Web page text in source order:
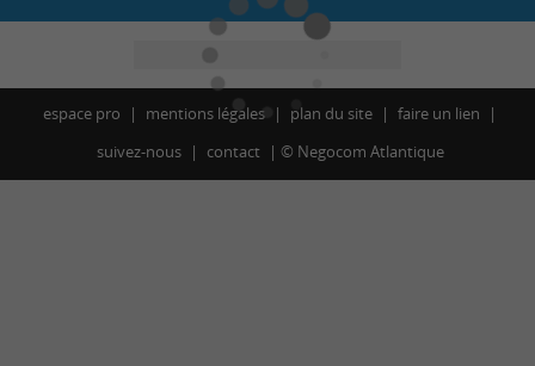
espace pro mentions légales plan du site
faire un lien
suivez-nous
contact © Negocom Atlantique